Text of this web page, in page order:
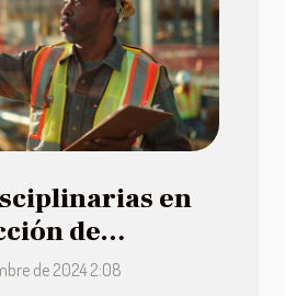
en
de
vitales
de 2024 2:08